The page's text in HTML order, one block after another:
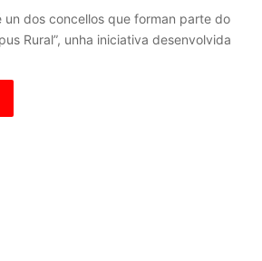
un dos concellos que forman parte do
Rural”, unha iniciativa desenvolvida